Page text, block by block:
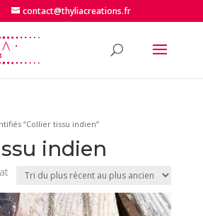
contact@thyliacreations.fr
“Collier tissu indien”
indien